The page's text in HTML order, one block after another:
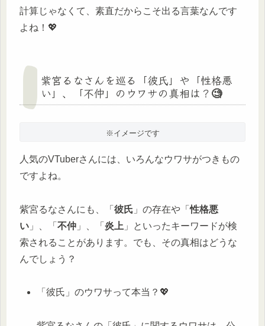
計算じゃなくて、素直だからこそ出る言葉なんです
よね！💖
紫宮るなさんを巡る「彼氏」や「性格悪
い」、「不仲」のウワサの真相は？🧐
※イメージです
人気のVTuberさんには、いろんなウワサがつきもの
ですよね。
紫宮るなさんにも、「 彼氏 」の存在や「性格悪
い 」、「 不仲 」、「 炎上 」といったキーワードが検
索されることがあります。でも、その真相はどうな
んでしょう？
「彼氏」のウワサって本当？💖